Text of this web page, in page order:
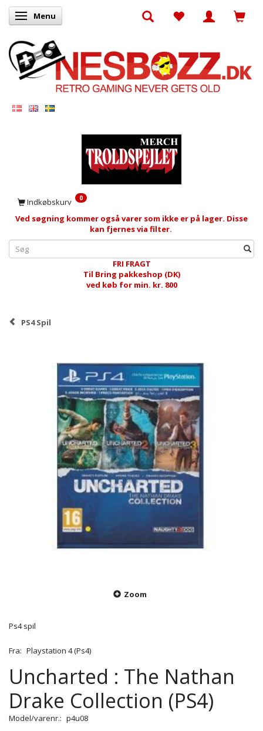
Skifte navigation
Menu
Indkøbskurv 0
Ved søgning kommer også varer som ikke er på lager. Disse
kan fjernes via filter.
FRI FRAGT
Til Bring pakkeshop (DK)
ved køb for min. kr. 800
PS4 Spil
Zoom
Ps4 spil
Fra: Playstation 4 (Ps4)
Uncharted : The Nathan
Drake Collection (PS4)
Model/varenr.: p4u08